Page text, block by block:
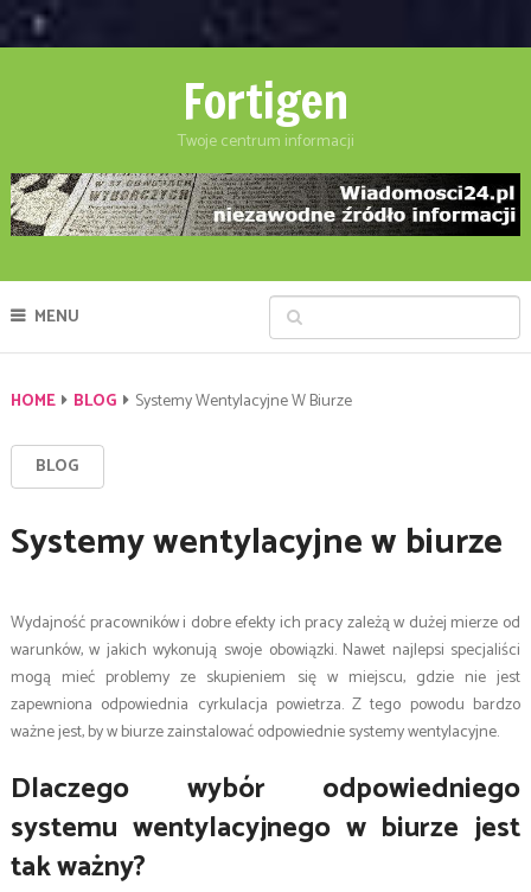
Fortigen
Twoje centrum informacji
MENU
HOME BLOG Systemy Wentylacyjne W Biurze
BLOG
Systemy wentylacyjne w biurze
Wydajność pracowników i dobre efekty ich pracy zależą w dużej mierze od
warunków, w jakich wykonują swoje obowiązki. Nawet najlepsi specjaliści
mogą mieć problemy ze skupieniem się w miejscu, gdzie nie jest
zapewniona odpowiednia cyrkulacja powietrza. Z tego powodu bardzo
ważne jest, by w biurze zainstalować odpowiednie systemy wentylacyjne.
Dlaczego wybór odpowiedniego
systemu wentylacyjnego w biurze jest
tak ważny?